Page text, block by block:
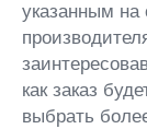
указанным
как заказ
выбрать